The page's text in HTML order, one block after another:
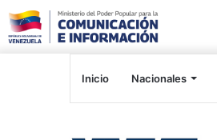
Inicio Nacionales